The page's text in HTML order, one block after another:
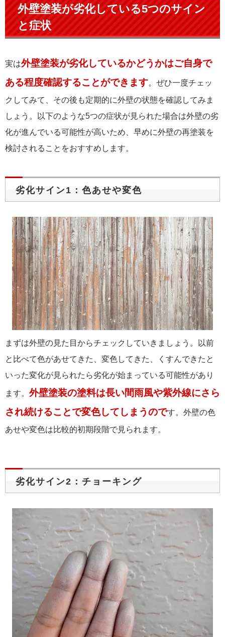
外壁塗装が劣化している5つのサイン
と症状
実は外壁塗装が劣化しているかどうかはご自身で
ある程度確認することができます。ぜひ一度チェッ
クしてみて、その後も定期的に外壁の状態を確認してみま
しょう。以下のような5つの症状が見られた場合は外壁の劣
化が進んでいる可能性が高いため、早めに外壁の再塗装を
検討されることをおすすめします。
劣化サイン1：色あせや変色
まずは外壁の見た目からチェックしていきましょう。以前
と比べて色があせてきた、変色してきた、くすんできたと
いった変化が見られたら劣化が始まっている可能性があり
ます。 外壁塗装の塗料は長い間雨風や紫外線にさら
され続けることで変色してしまうのです。外壁の色
あせや変色は比較的初期段階で見られます。
劣化サイン2：チョーキング